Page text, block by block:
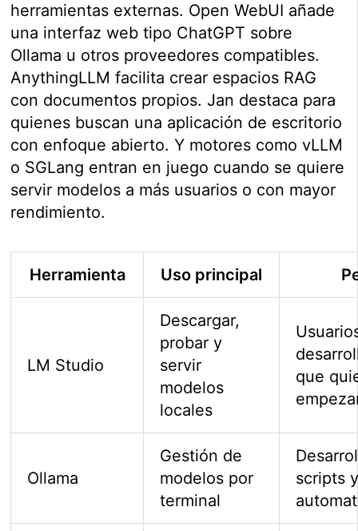
herramientas externas. Open WebUI añade
una interfaz web tipo ChatGPT sobre
Ollama u otros proveedores compatibles.
AnythingLLM facilita crear espacios RAG
con documentos propios. Jan destaca para
quienes buscan una aplicación de escritorio
con enfoque abierto. Y motores como vLLM
o SGLang entran en juego cuando se quiere
servir modelos a más usuarios o con mayor
rendimiento.
Herramienta Uso principal
LM Studio
Descargar,
probar y
servir
modelos
locales
que
Ollama
Gestión de
modelos por
terminal
scripts